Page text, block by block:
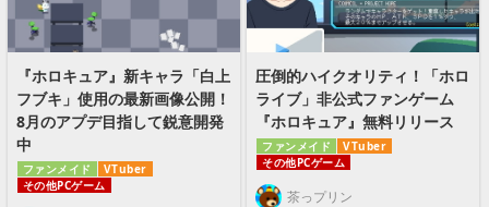
『ホロキュア』新キャラ「白上
フブキ」使用の最新画像公開！
8月のアプデ目指して鋭意開発
中
ファンメイド
VTuber
その他PCゲーム
圧倒的ハイクオリティ！「ホロ
ライブ」非公式ファンゲーム
『ホロキュア』無料リリース
ファンメイド
VTuber
その他PCゲーム
茶っプリン